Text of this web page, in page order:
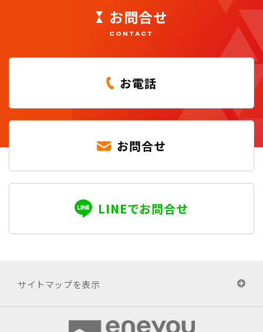
お問合せ
CONTACT
お電話
お問合せ
LINEでお問合せ
サイトマップを表示